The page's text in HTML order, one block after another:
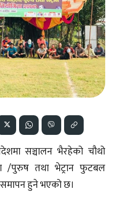
सञ्चालन भैरहेको चौथो
/पुरुष तथा भेट्रान फुटबल
समापन हुने भएको छ।